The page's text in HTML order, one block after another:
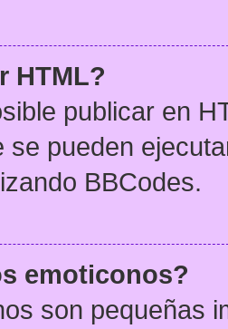
HTML?
publicar en
se pueden
BBCodes.
emoticonos?
son pequeñas